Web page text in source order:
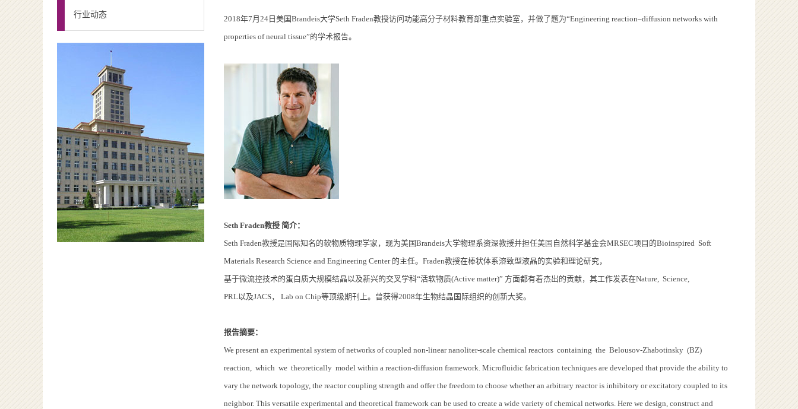
行业动态
2018年7月24日美国Brandeis大学Seth Fraden教授访问功能高分子材料教育部重点实验室，并做了题为“Engineering reaction–diffusion networks with
properties of neural tissue”的学术报告。
Seth Fraden教授 简介：
Seth Fraden教授是国际知名的软物质物理学家，现为美国Brandeis大学物理系资深教授并担任美国自然科学基金会MRSEC项目的Bioinspired Soft
Materials Research Science and Engineering Center 的主任。Fraden教授在棒状体系溶致型液晶的实验和理论研究，
基于微流控技术的蛋白质大规模结晶以及新兴的交叉学科“活软物质(Active matter)” 方面都有着杰出的贡献，其工作发表在Nature, Science,
PRL以及JACS， Lab on Chip等顶级期刊上。曾获得2008年生物结晶国际组织的创新大奖。
报告摘要：
We present an experimental system of networks of coupled non-linear nanoliter-scale chemical reactors containing the Belousov-Zhabotinsky (BZ)
reaction, which we theoretically model within a reaction-diffusion framework. Microfluidic fabrication techniques are developed that provide the ability to
vary the network topology, the reactor coupling strength and offer the freedom to choose whether an arbitrary reactor is inhibitory or excitatory coupled to its
neighbor. This versatile experimental and theoretical framework can be used to create a wide variety of chemical networks. Here we design, construct and